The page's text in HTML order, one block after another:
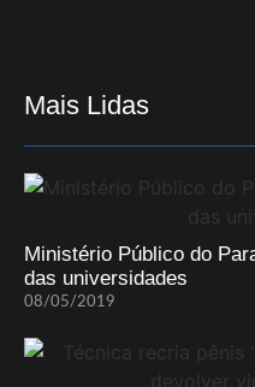
Mais Lidas
Ministério Público do
das universidades
08/05/2019